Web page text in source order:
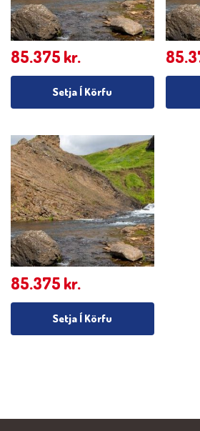
85.375 kr.
Setja Í Körfu
85.375 kr.
Setja Í Körfu